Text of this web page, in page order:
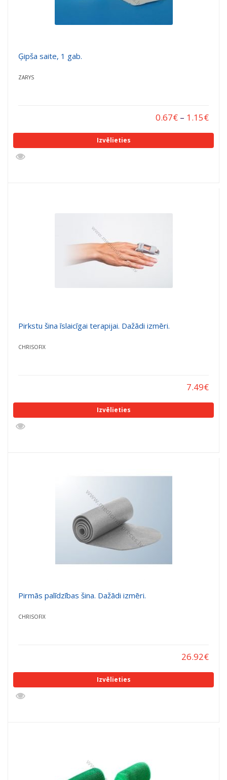
Ģipša saite, 1 gab.
ZARYS
0.67€ – 1.15€
Izvēlieties
Pirkstu šina īslaicīgai terapijai. Dažādi izmēri.
CHRISOFIX
7.49€
Izvēlieties
Pirmās palīdzības šina. Dažādi izmēri.
CHRISOFIX
26.92€
Izvēlieties